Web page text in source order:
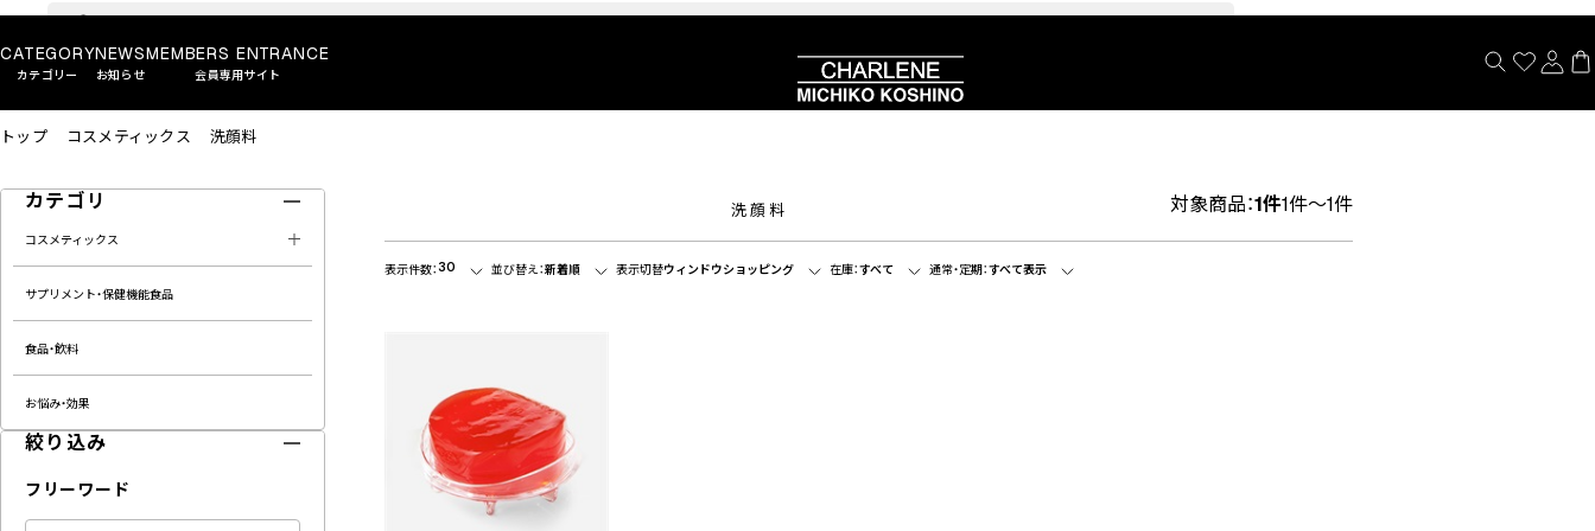
CATEGORY
カテゴリー
NEWS
お知らせ
MEMBERS ENTRANCE
会員専用サイト
トップ コスメティックス 洗顔料
カテゴリ
コスメティックス
サプリメント・保健機能食品
食品・飲料
お悩み・効果
絞り込み
フリーワード
洗顔料 対象商品：1件1件～1件
表示件数：30 並び替え：新着順 表示切替ウィンドウショッピング 在庫：すべて 通常・定期：すべて表示